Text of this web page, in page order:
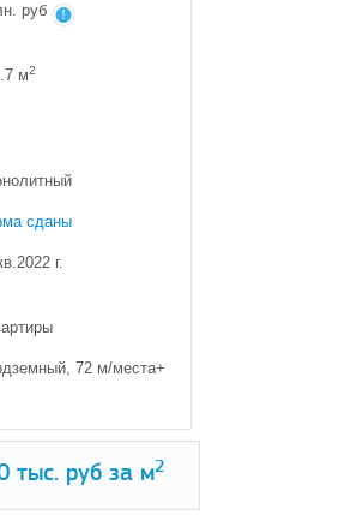
руб
м2
сданы
г.
72 м/места+
тыс. руб за м2